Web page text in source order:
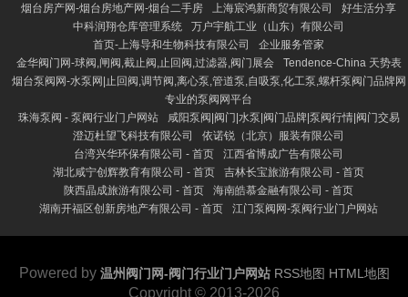
烟台房产网-烟台房地产网-烟台二手房
上海宸鸿新商贸有限公司
好生活分享
中科润翔仓库管理系统
万户宇航工业（山东）有限公司
首页-上海导和生物科技有限公司
企业服务管家
金华阀门网-球阀,闸阀,截止阀,止回阀,过滤器,阀门展会
Tendence-China 天势表
烟台泵阀网-水泵网|止回阀,调节阀,离心泵,管道泵,自吸泵,化工泵,螺杆泵阀门品牌网
专业的泵阀网平台
珠海泵阀 - 泵阀行业门户网站
咸阳泵阀|阀门|水泵|阀门品牌|泵阀行情|阀门交易
澄迈杜望飞科技有限公司
依诺锐（北京）服装有限公司
台湾兴华环保有限公司 - 首页
江西省博成广告有限公司
湖北咸宁创辉教育有限公司 - 首页
吉林长宝旅游有限公司 - 首页
陕西晶成旅游有限公司 - 首页
海南皓慕金融有限公司 - 首页
湖南开福区创新房地产有限公司 - 首页
江门泵阀网-泵阀行业门户网站
Powered by 温州阀门网-阀门行业门户网站 RSS地图 HTML地图
Copyright © 2013-2026